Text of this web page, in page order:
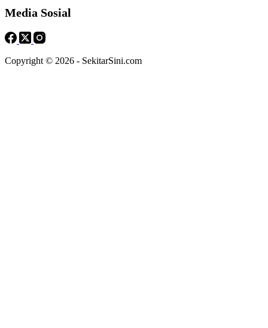
Media Sosial
Copyright © 2026 - SekitarSini.com